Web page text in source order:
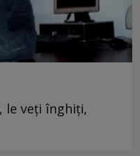
le veţi înghiţi,